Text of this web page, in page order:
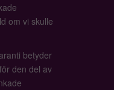
om vi skulle
betyder
den del av